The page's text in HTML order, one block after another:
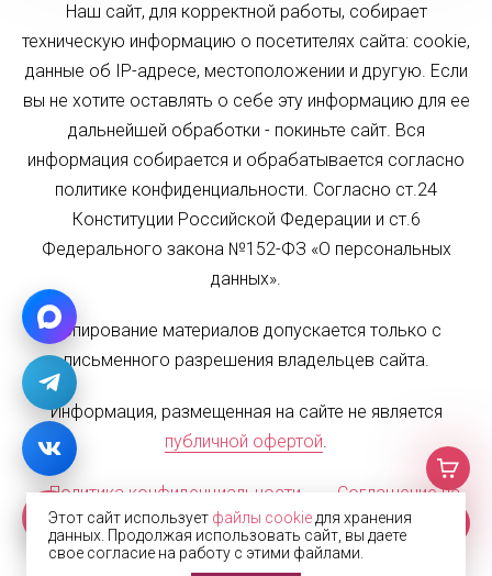
Наш сайт, для корректной работы, собирает
техническую информацию о посетителях сайта: cookie,
данные об IP-адресе, местоположении и другую. Если
вы не хотите оставлять о себе эту информацию для ее
дальнейшей обработки - покиньте сайт. Вся
информация собирается и обрабатывается согласно
политике конфиденциальности. Согласно ст.24
Конституции Российской Федерации и ст.6
Федерального закона №152-ФЗ «О персональных
данных».
Копирование материалов допускается только с
письменного разрешения владельцев сайта.
Информация, размещенная на сайте не является
публичной офертой.
Политика конфиденциальности
Соглашение на
обработку персональных данных
Карта сайта
Этот сайт использует файлы cookie для хранения
данных. Продолжая использовать сайт, вы даете
свое согласие на работу с этими файлами.